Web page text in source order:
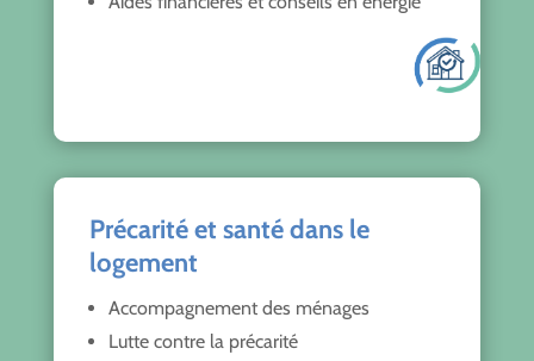
Précarité et santé dans le
logement
Accompagnement des ménages
Lutte contre la précarité